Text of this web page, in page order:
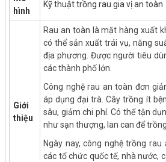
hình
Kỹ thuật trồng rau gia vị an toàn
Giới
thiệu
Rau an toàn là mặt hàng xuất
có thể sản xuất trái vụ, năng
địa phương. Được người tiêu
các thành phố lớn.
Công nghệ rau an toàn đơn
áp dụng đại trà. Cây trồng ít
sâu, giảm chi phí. Có thể tận
như sạn thượng, lan can để
Ngày nay, công nghệ trồng
các tổ chức quốc tế, nhà nước,